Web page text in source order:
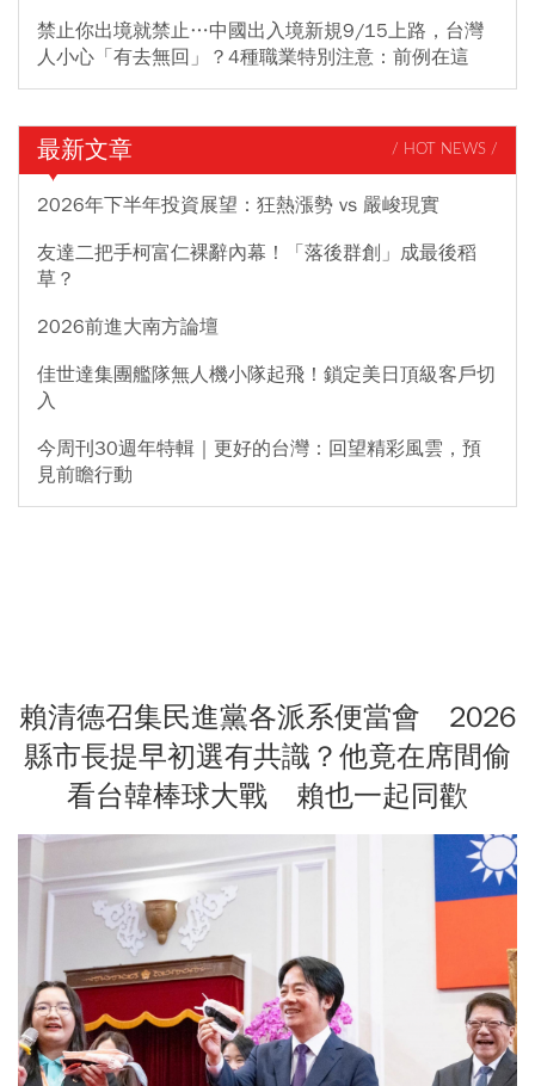
禁止你出境就禁止…中國出入境新規9/15上路，台灣
人小心「有去無回」？4種職業特別注意：前例在這
最新文章 / HOT NEWS /
2026年下半年投資展望：狂熱漲勢 vs 嚴峻現實
友達二把手柯富仁裸辭內幕！「落後群創」成最後稻
草？
2026前進大南方論壇
佳世達集團艦隊無人機小隊起飛！鎖定美日頂級客戶切
入
今周刊30週年特輯｜更好的台灣：回望精彩風雲，預
見前瞻行動
賴清德召集民進黨各派系便當會 2026
縣市長提早初選有共識？他竟在席間偷
看台韓棒球大戰 賴也一起同歡